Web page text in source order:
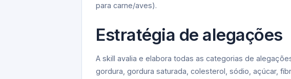
para carne/aves).
Estratégia de alegações
A skill avalia e elabora todas as categorias de
gordura, gordura saturada, colesterol, sódio, açúcar,